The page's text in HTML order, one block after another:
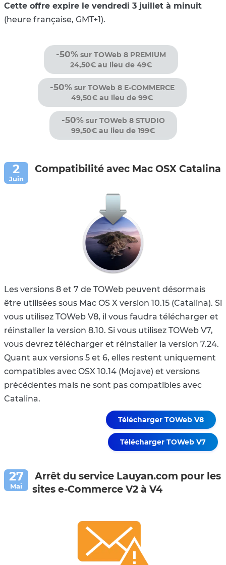
Cette offre expire le vendredi 3 juillet à minuit
(heure française, GMT+1).
-50% sur TOWeb 8 PREMIUM
24,50€ au lieu de 49€
-50%sur TOWeb 8 E-COMMERCE
49,50€ au lieu de 99€
-50%sur TOWeb 8 STUDIO
99,50€ au lieu de 199€
Compatibilité avec Mac OSX Catalina
Les versions 8 et 7 de TOWeb peuvent désormais
être utilisées sous Mac OS X version 10.15 (Catalina). Si
vous utilisez TOWeb V8, il vous faudra télécharger et
réinstaller la version 8.10. Si vous utilisez TOWeb V7,
vous devrez télécharger et réinstaller la version 7.24.
Quant aux versions 5 et 6, elles restent uniquement
compatibles avec OSX 10.14 (Mojave) et versions
précédentes mais ne sont pas compatibles avec
Catalina.
Télécharger TOWeb V8
Télécharger TOWeb V7
Arrêt du service Lauyan.com pour les
sites e-Commerce V2 à V4